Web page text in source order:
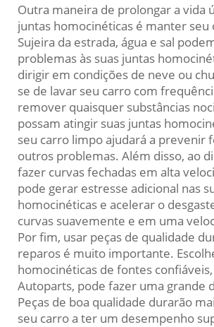
Outra maneira de prolongar a vida
juntas homocinéticas é manter seu
Sujeira da estrada, água e sal
problemas às suas juntas
dirigir em condições de neve ou
se de lavar seu carro com
remover quaisquer substâncias
possam atingir suas juntas
seu carro limpo ajudará a prevenir
outros problemas. Além disso, ao
fazer curvas fechadas em alta
pode gerar estresse adicional nas
homocinéticas e acelerar o
curvas suavemente e em uma
Por fim, usar peças de qualidade
reparos é muito importante.
homocinéticas de fontes
Autoparts, pode fazer uma grande
Peças de boa qualidade durarão
seu carro a ter um desempenho